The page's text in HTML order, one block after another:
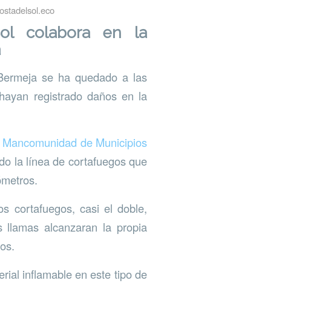
colabora en la
se ha quedado a las
registrado daños en la
Mancomunidad de Municipios
la línea de cortafuegos que
cortafuegos, casi el doble,
alcanzaran la propia
inflamable en este tipo de